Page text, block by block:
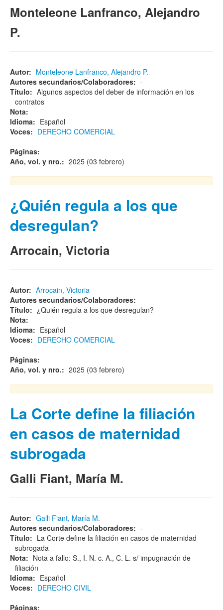
Monteleone Lanfranco, Alejandro
P.
Autor: Monteleone Lanfranco, Alejandro P.
Autores secundarios/Colaboradores: -
Título: Algunos aspectos del deber de información en los
contratos
Nota:
Idioma: Español
Voces: DERECHO COMERCIAL
Páginas:
Año, vol. y nro.: 2025 (03 febrero)
¿Quién regula a los que
desregulan?
Arrocain, Victoria
Autor: Arrocain, Victoria
Autores secundarios/Colaboradores: -
Título: ¿Quién regula a los que desregulan?
Nota:
Idioma: Español
Voces: DERECHO COMERCIAL
Páginas:
Año, vol. y nro.: 2025 (03 febrero)
La Corte define la filiación
en casos de maternidad
subrogada
Galli Fiant, María M.
Autor: Galli Fiant, María M.
Autores secundarios/Colaboradores: -
Título: La Corte define la filiación en casos de maternidad
subrogada
Nota: Nota a fallo: S., I. N. c. A., C. L. s/ impugnación de
filiación
Idioma: Español
Voces: DERECHO CIVIL
Páginas: